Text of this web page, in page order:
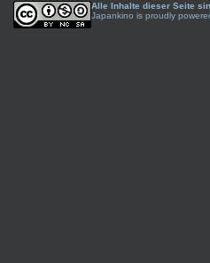
Alle Inhalte dieser Seite
Japankino is proudly